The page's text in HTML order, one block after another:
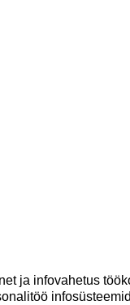
ja infovahetus
infosüsteemid